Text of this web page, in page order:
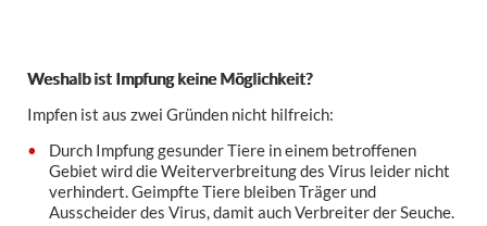
Weshalb ist Impfung keine Möglichkeit?
Impfen ist aus zwei Gründen nicht hilfreich:
Durch Impfung gesunder Tiere in einem betroffenen
Gebiet wird die Weiterverbreitung des Virus leider nicht
verhindert. Geimpfte Tiere bleiben Träger und
Ausscheider des Virus, damit auch Verbreiter der Seuche.